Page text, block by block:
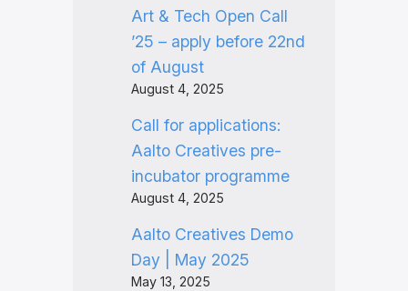
Art & Tech Open Call
’25 – apply before 22nd
of August
August 4, 2025
Call for applications:
Aalto Creatives pre-
incubator programme
August 4, 2025
Aalto Creatives Demo
Day | May 2025
May 13, 2025